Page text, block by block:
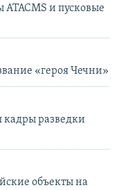
и пусковые
«героя Чечни»
кадры разведки
объекты на